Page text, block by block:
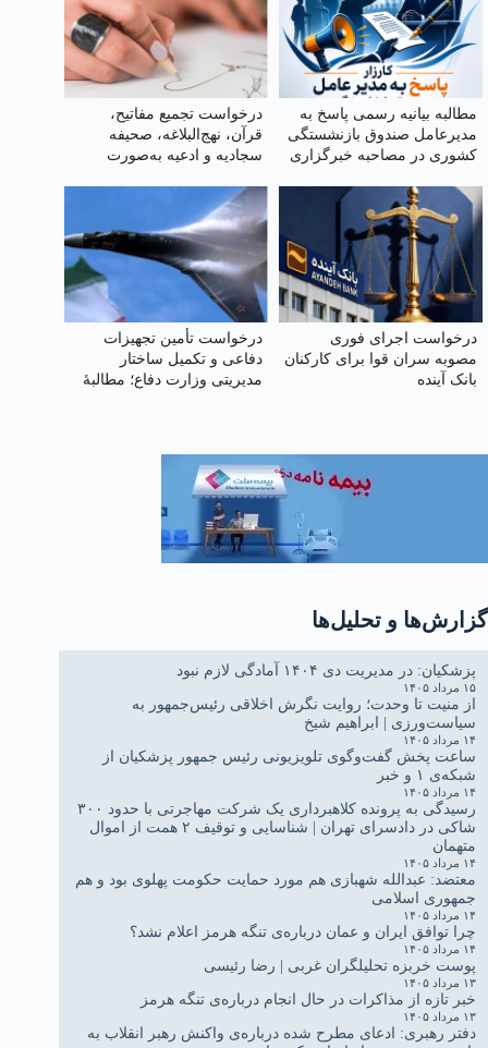
مطالبه بیانیه رسمی پاسخ به
مدیرعامل صندوق بازنشستگی
کشوری در مصاحبه خبرگزاری
درخواست تجمیع مفاتیح،
قرآن، نهج‌البلاغه، صحیفه
سجادیه و ادعیه به‌صورت
کتاب
درخواست اجرای فوری
مصوبه سران قوا برای کارکنان
بانک آینده
درخواست تأمین تجهیزات
دفاعی و تکمیل ساختار
مدیریتی وزارت دفاع؛ مطالبهٔ
گزارش‌ها و تحلیل‌ها
پزشکیان: در مدیریت دی ۱۴۰۴ آمادگی لازم نبود
۱۵ مرداد ۱۴۰۵
از منیت تا وحدت؛ روایت نگرش اخلاقی رئیس‌جمهور به
سیاست‌ورزی | ابراهیم شیخ
۱۴ مرداد ۱۴۰۵
ساعت پخش گفت‌وگوی تلویزیونی رئیس جمهور پزشکیان از
شبکه‌ی ۱ و خبر
۱۴ مرداد ۱۴۰۵
رسیدگی به پرونده کلاهبرداری یک شرکت مهاجرتی با حدود ۳۰۰
شاکی در دادسرای تهران | شناسایی و توقیف ۲ همت از اموال
متهمان
۱۴ مرداد ۱۴۰۵
معتضد: عبدالله شهبازی هم مورد حمایت حکومت پهلوی بود و هم
جمهوری اسلامی
۱۴ مرداد ۱۴۰۵
چرا توافق ایران و عمان درباره‌ی تنگه هرمز اعلام نشد؟
۱۴ مرداد ۱۴۰۵
پوست خربزه تحلیلگران غربی | رضا رئیسی
۱۳ مرداد ۱۴۰۵
خبر تازه از مذاکرات در حال انجام درباره‌ی تنگه هرمز
۱۳ مرداد ۱۴۰۵
دفتر رهبری: ادعای مطرح شده درباره‌ی واکنش رهبر انقلاب به